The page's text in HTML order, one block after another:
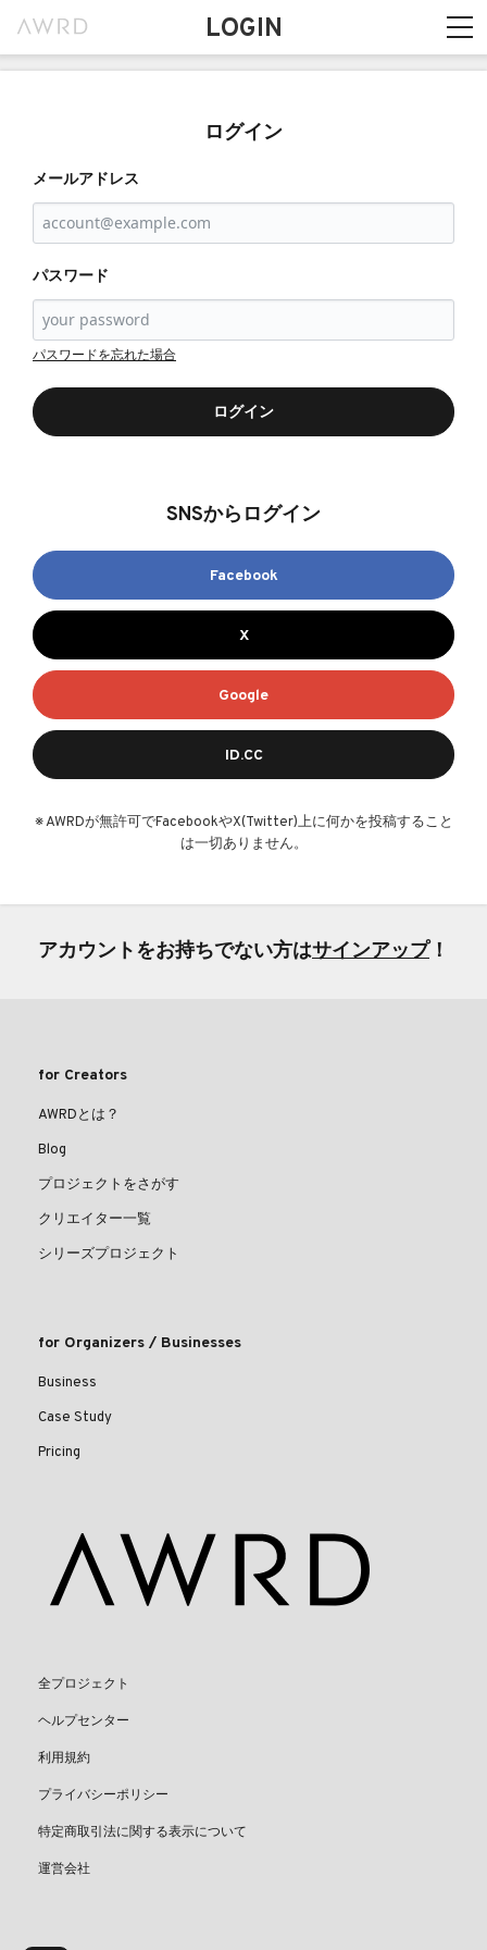
LOGIN
ログイン
メールアドレス
パスワード
パスワードを忘れた場合
ログイン
SNSからログイン
Facebook
X
Google
ID.CC
※ AWRDが無許可でFacebookやX(Twitter)上に何かを投稿すること
は一切ありません。
アカウントをお持ちでない方はサインアップ！
for Creators
AWRDとは？
Blog
プロジェクトをさがす
クリエイター一覧
シリーズプロジェクト
for Organizers / Businesses
Business
Case Study
Pricing
全プロジェクト
ヘルプセンター
利用規約
プライバシーポリシー
特定商取引法に関する表示について
運営会社